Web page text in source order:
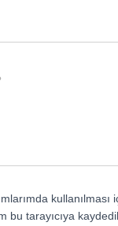
kullanılması
bu tarayıcıya